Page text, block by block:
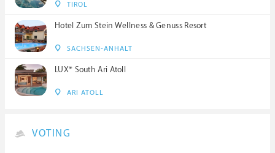
TIROL
Hotel Zum Stein Wellness & Genuss Resort
SACHSEN-ANHALT
LUX* South Ari Atoll
ARI ATOLL
VOTING